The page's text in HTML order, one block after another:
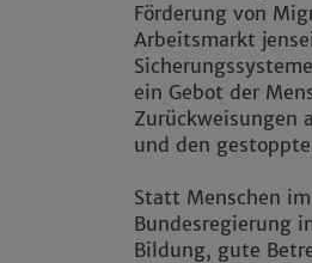
Förderung von
Arbeitsmarkt
ein Gebot der
Zurückweisungen
und den
Statt Menschen
Bundesregierung
Bildung, gute